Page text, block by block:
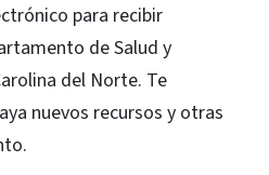
para recibir
de Salud y
del Norte. Te
nuevos recursos y otras